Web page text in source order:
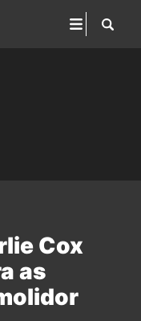
Cox
as